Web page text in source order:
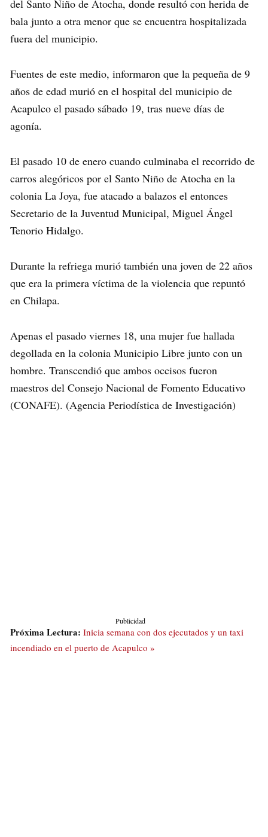
del Santo Niño de Atocha, donde resultó con herida de
bala junto a otra menor que se encuentra hospitalizada
fuera del municipio.
Fuentes de este medio, informaron que la pequeña de 9
años de edad murió en el hospital del municipio de
Acapulco el pasado sábado 19, tras nueve días de
agonía.
El pasado 10 de enero cuando culminaba el recorrido de
carros alegóricos por el Santo Niño de Atocha en la
colonia La Joya, fue atacado a balazos el entonces
Secretario de la Juventud Municipal, Miguel Ángel
Tenorio Hidalgo.
Durante la refriega murió también una joven de 22 años
que era la primera víctima de la violencia que repuntó
en Chilapa.
Apenas el pasado viernes 18, una mujer fue hallada
degollada en la colonia Municipio Libre junto con un
hombre. Transcendió que ambos occisos fueron
maestros del Consejo Nacional de Fomento Educativo
(CONAFE). (Agencia Periodística de Investigación)
Publicidad
Próxima Lectura: Inicia semana con dos ejecutados y un taxi
incendiado en el puerto de Acapulco »